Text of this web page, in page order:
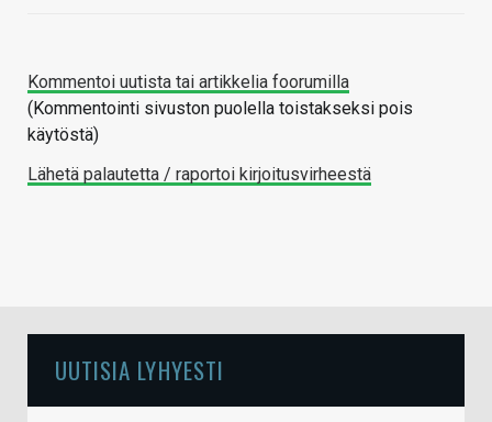
Kommentoi uutista tai artikkelia foorumilla
(Kommentointi sivuston puolella toistakseksi pois
käytöstä)
Lähetä palautetta / raportoi kirjoitusvirheestä
UUTISIA LYHYESTI